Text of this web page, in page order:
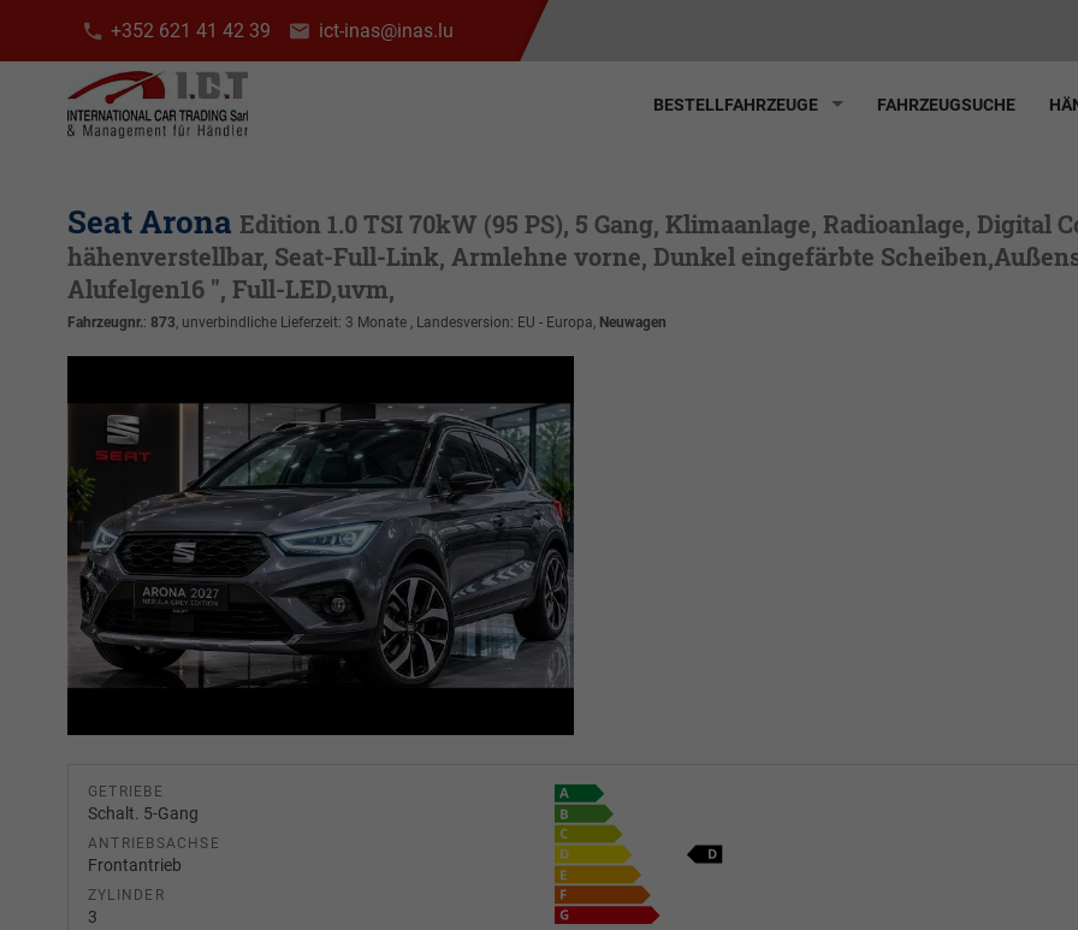
+352 621 41 42 39 ict-inas@inas.lu
BESTELLFAHRZEUGE FAHRZEUGSUCHE
Seat Arona Edition 1.0 TSI 70kW (95 PS), 5 Gang, Klimaanlage, Radioanlage,
hähenverstellbar, Seat-Full-Link, Armlehne vorne, Dunkel eingefärbte
Alufelgen16 ", Full-LED,uvm,
Fahrzeugnr.: 873 , unverbindliche Lieferzeit: 3 Monate , Landesversion: EU - Europa, Neuwagen
GETRIEBE
Schalt. 5-Gang
ANTRIEBSACHSE
Frontantrieb
ZYLINDER
3